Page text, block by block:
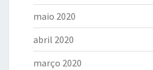
maio 2020
abril 2020
março 2020